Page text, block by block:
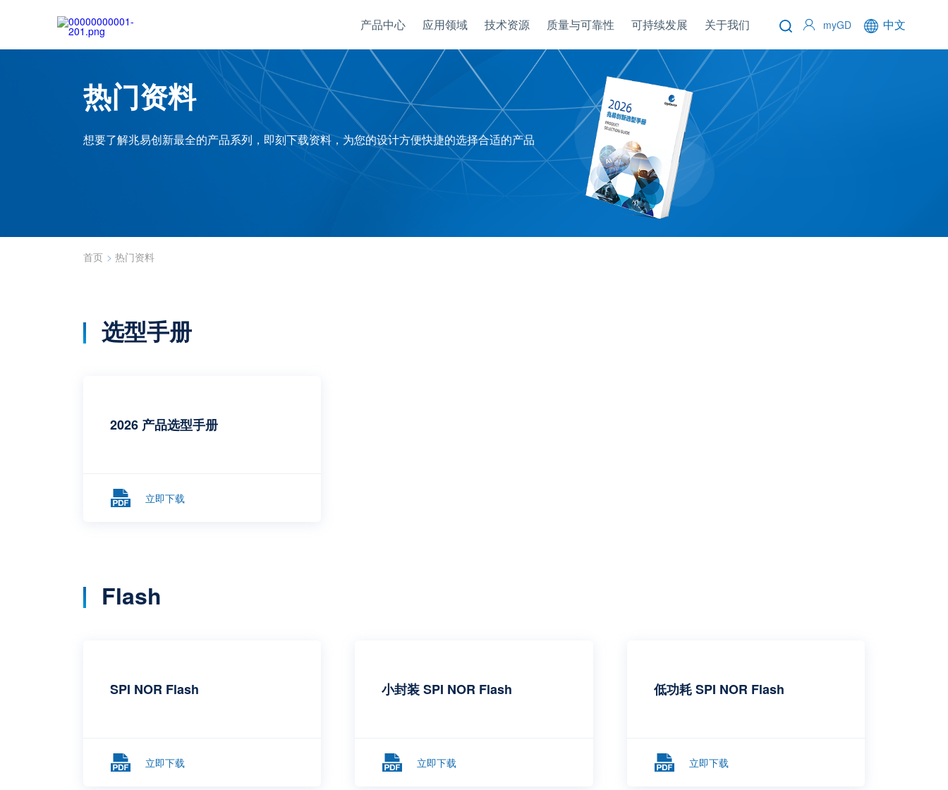
产品中心 应用领域 技术资源 质量与可靠性 可持续发展 关于我们 myGD 中文
热门资料
想要了解兆易创新最全的产品系列，即刻下载资料，为您的设计方便快捷的选择合适的产品
首页 > 热门资料
选型手册
2026 产品选型手册
立即下载
Flash
SPI NOR Flash
立即下载
小封装 SPI NOR Flash
立即下载
低功耗 SPI NOR Flash
立即下载